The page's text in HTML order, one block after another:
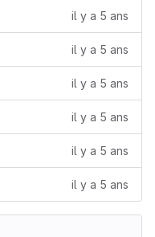
il y a 5 ans
il y a 5 ans
il y a 5 ans
il y a 5 ans
il y a 5 ans
il y a 5 ans